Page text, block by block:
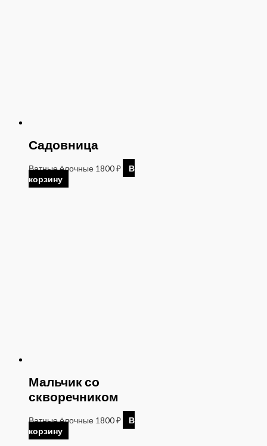
Садовница
Ватные ёлочные 1800₽
В
корзину
Мальчик со
скворечником
Ватные ёлочные 1800₽
В
корзину